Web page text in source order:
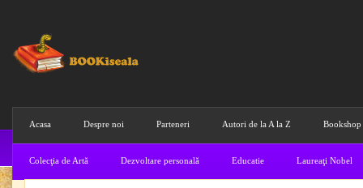
Acasa Despre noi Parteneri Autori de la A la Z Bookshop
Colecţia de Artă Dezvoltare personală Educatie Laureaţi Nobel